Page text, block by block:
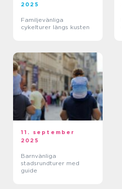
2025
Familjevänliga
cykelturer längs kusten
11. september
2025
Barnvänliga
stadsrundturer med
guide